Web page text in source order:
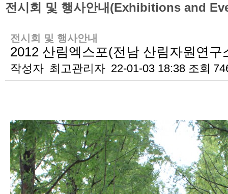
전시회 및 행사안내(Exhibitions and
전시회 및 행사안내
2012 산림엑스포(전남 산림자원연구
작성자 최고관리자 22-01-03 18:38 조회
본문